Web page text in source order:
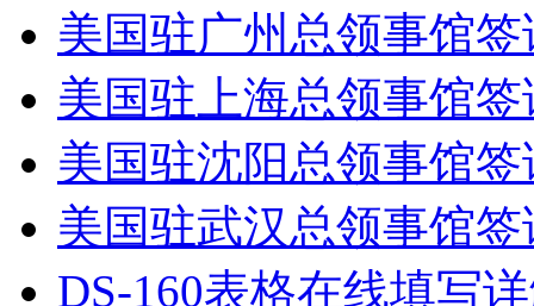
美国驻广州总领事馆
美国驻上海总领事馆
美国驻沈阳总领事馆
美国驻武汉总领事馆
DS-160表格在线填写